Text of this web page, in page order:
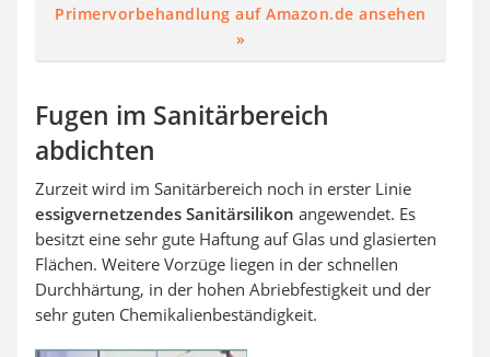
Primervorbehandlung auf Amazon.de ansehen
»
Fugen im Sanitärbereich
abdichten
Zurzeit wird im Sanitärbereich noch in erster Linie
essigvernetzendes Sanitärsilikon angewendet. Es
besitzt eine sehr gute Haftung auf Glas und glasierten
Flächen. Weitere Vorzüge liegen in der schnellen
Durchhärtung, in der hohen Abriebfestigkeit und der
sehr guten Chemikalienbeständigkeit.